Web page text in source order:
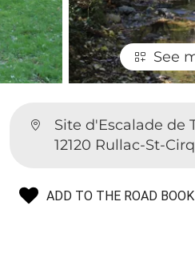
See
Site d'Escalade de
12120 Rullac-St-Cirq
ADD TO THE ROAD BOOK